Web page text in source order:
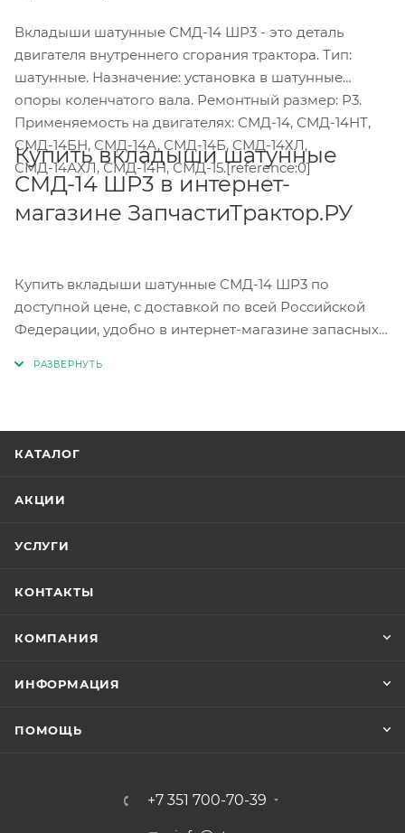
Вкладыши шатунные СМД-14 ШР3 - это деталь
двигателя внутреннего сгорания трактора. Тип:
шатунные. Назначение: установка в шатунные
опоры коленчатого вала. Ремонтный размер: Р3.
Применяемость на двигателях: СМД-14, СМД-14НТ,
СМД-14БН, СМД-14А, СМД-14Б, СМД-14ХЛ,
СМД-14АХЛ, СМД-14Н, СМД-15.[reference:0]
Купить вкладыши шатунные
СМД-14 ШР3 в интернет-
магазине ЗапчастиТрактор.РУ
Купить вкладыши шатунные СМД-14 ШР3 по
доступной цене, с доставкой по всей Российской
Федерации, удобно в интернет-магазине запасных
обратной связи, укажите свой адрес электронной
продаж оперативно свяжутся с вами. Интернет-
ассортимент запасных частей двигателя для
моделей, доступны розничные и оптовые поставки с
КАТАЛОГ
АКЦИИ
УСЛУГИ
КОНТАКТЫ
КОМПАНИЯ
ИНФОРМАЦИЯ
ПОМОЩЬ
+7 351 700-70-39